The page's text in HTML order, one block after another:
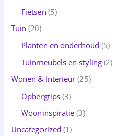
Fietsen (5)
Tuin (20)
Planten en onderhoud (5)
Tuinmeubels en styling (2)
Wonen & Interieur (25)
Opbergtips (3)
Wooninspiratie (3)
Uncategorized (1)